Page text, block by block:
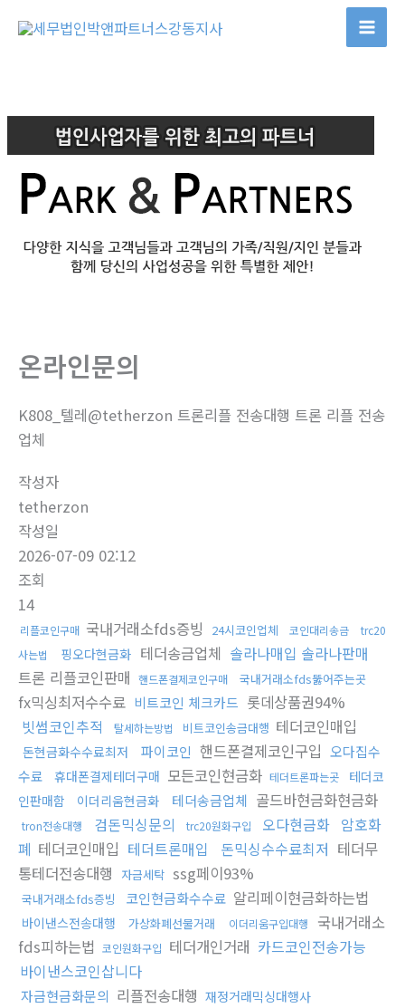
뛰
온라인문의
K808_텔레@tetherzon 트론리플 전송대행 트론 리플 전송
업체
작성자
tetherzon
작성일
2026-07-09 02:12
조회
14
리플코인구매 국내거래소fds증빙 24시코인업체 코인대리송금
trc20
사는법
핑오다현금화 테더송금업체 솔라나매입 솔라나판매
트론 리플코인판매 핸드폰결제코인구매 국내거래소fds뚫어주는곳
fx믹싱최저수수료 비트코인 체크카드 롯데상품권94%
빗썸코인추적
탈세하는방법 비트코인송금대행 테더코인매입
돈현금화수수료최저 파이코인 핸드폰결제코인구입 오다집수
수료
휴대폰결제테더구매 모든코인현금화 테더트론파는곳
테더코
인판매함
이더리움현금화 테더송금업체 골드바현금화현금화
tron전송대행 검돈믹싱문의 trc20원화구입 오다현금화 암호화
폐 테더코인매입 테더트론매입 돈믹싱수수료최저 테더무
통테더전송대행
자금세탁 ssg페이93%
국내거래소fds증빙 코인현금화수수료 알리페이현금화하는법
바이낸스전송대행 가상화폐선물거래 이더리움구입대행
국내거래소
fds피하는법 코인원화구입 테더개인거래 카드코인전송가능
바이낸스코인삽니다
자금현금화문의 리플전송대행 재정거래믹싱대행사